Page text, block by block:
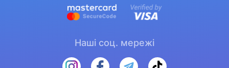
Наші соц. мережі